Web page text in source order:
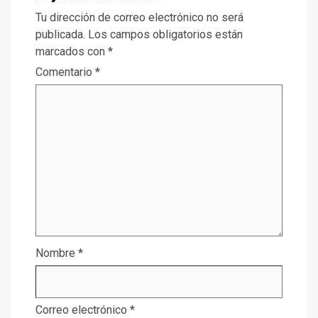
Tu dirección de correo electrónico no será
publicada. Los campos obligatorios están
marcados con *
Comentario *
Nombre *
Correo electrónico *